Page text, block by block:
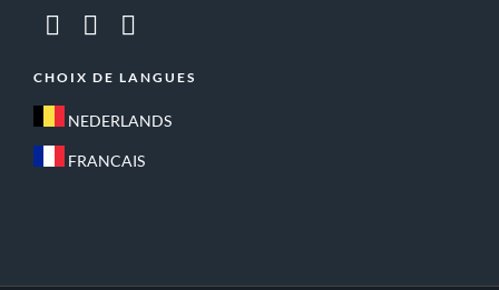
CHOIX DE LANGUES
NEDERLANDS
FRANCAIS